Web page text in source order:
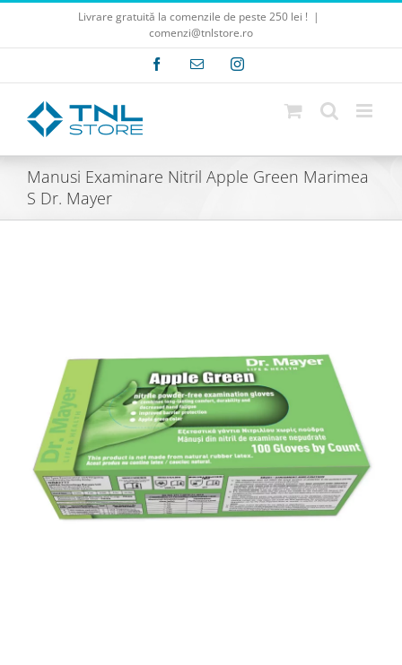
Skip
content
Livrare gratuită la comenzile de peste 250 lei ! |
comenzi@tnlstore.ro
Facebook
E-
Instagram
Manusi Examinare Nitril Apple Green Marimea
S Dr. Mayer